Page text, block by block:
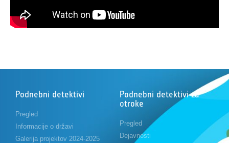
Podnebni detektivi
Pregled
Informacije o državi
Galerija projektov 2024-2025
Podnebni detektivi za
otroke
Pregled
Dejavnosti